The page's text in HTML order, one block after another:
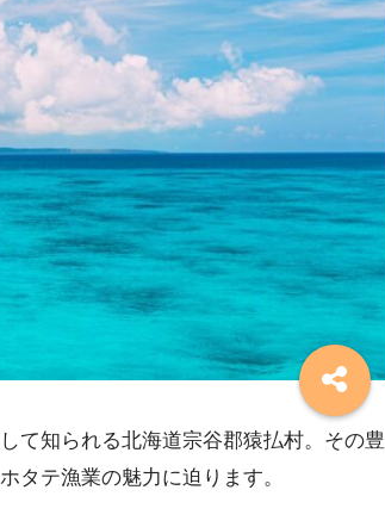
て知られる北海道宗谷郡猿払村。その豊
タテ漁業の魅力に迫ります。